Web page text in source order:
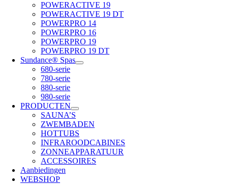
POWERACTIVE 19
POWERACTIVE 19 DT
POWERPRO 14
POWERPRO 16
POWERPRO 19
POWERPRO 19 DT
Sundance® Spas
680-serie
780-serie
880-serie
980-serie
PRODUCTEN
SAUNA’S
ZWEMBADEN
HOTTUBS
INFRAROODCABINES
ZONNEAPPARATUUR
ACCESSOIRES
Aanbiedingen
WEBSHOP